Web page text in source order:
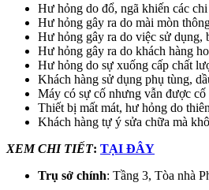
Hư hỏng do đổ, ngã khiến các
Hư hỏng gây ra do mài mòn
Hư hỏng gây ra do việc sử dụng,
Hư hỏng gây ra do khách hàng
Hư hỏng do sự xuống cấp chất
Khách hàng sử dụng phụ tùng,
Máy có sự cố nhưng vẫn được
Thiết bị mất mát, hư hỏng do
Khách hàng tự ý sửa chữa mà
XEM CHI TIẾT: TẠI ĐÂY
Trụ sở chính: Tầng 3, Tòa nhà